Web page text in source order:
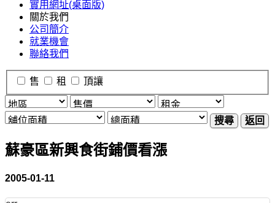
實用網址(桌面版)
關於我們
公司簡介
就業機會
聯絡我們
售 租 頂讓
搜尋 返回
蘇豪區新興食街鋪價看漲
2005-01-11